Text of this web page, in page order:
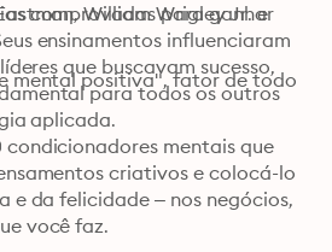
William Wrigley Jr. e
ensinamentos influenciaram
que buscavam sucesso,
para todos os outros
aplicada.
comprovadas para ganhar
mental positiva", fator de todo
condicionadores mentais que
criativos e colocá-lo
e da felicidade – nos negócios,
você faz.